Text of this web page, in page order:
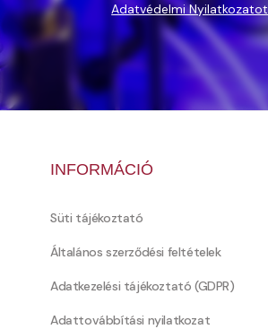
Adatvédelmi Nyilatkozatot
INFORMÁCIÓ
Süti tájékoztató
Általános szerződési feltételek
Adatkezelési tájékoztató (GDPR)
Adattovábbítási nyilatkozat